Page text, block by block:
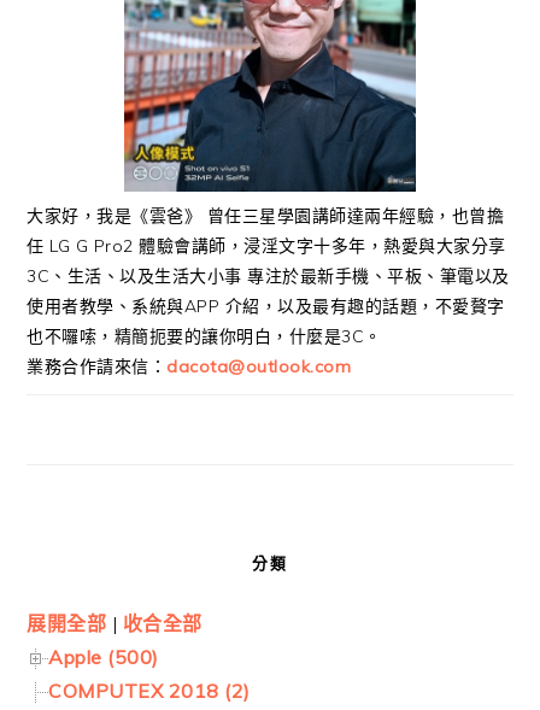
大家好，我是《雲爸》 曾任三星學園講師達兩年經驗，也曾擔
任 LG G Pro2 體驗會講師，浸淫文字十多年，熱愛與大家分享
3C、生活、以及生活大小事 專注於最新手機、平板、筆電以及
使用者教學、系統與APP 介紹，以及最有趣的話題，不愛贅字
也不囉嗦，精簡扼要的讓你明白，什麼是3C。
業務合作請來信： dacota@outlook.com
分類
展開全部 | 收合全部
Apple (500)
COMPUTEX 2018 (2)